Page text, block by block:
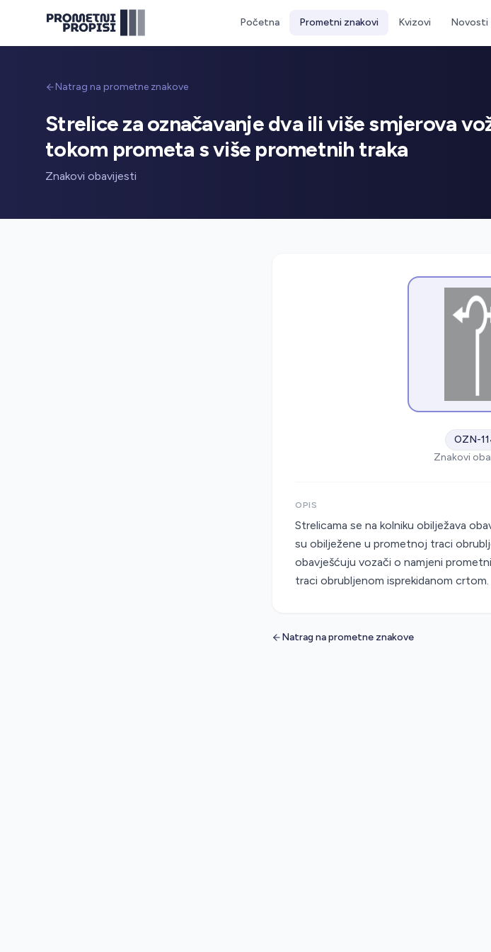
Početna Prometni znakovi Kvizovi Novosti
Natrag na prometne znakove
Strelice za označavanje dva ili više smjerova
tokom prometa s više prometnih traka
Znakovi obavijesti
OZN-
Znakovi
OPIS
Strelicama se na kolniku obilježava
su obilježene u prometnoj traci
obavješćuju vozači o namjeni
traci obrubljenom isprekidanom crtom.
Natrag na prometne znakove